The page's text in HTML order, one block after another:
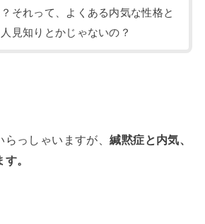
？それって、よくある内気な性格と
見知りとかじゃないの？
らっしゃいますが、緘黙症と内気、
。